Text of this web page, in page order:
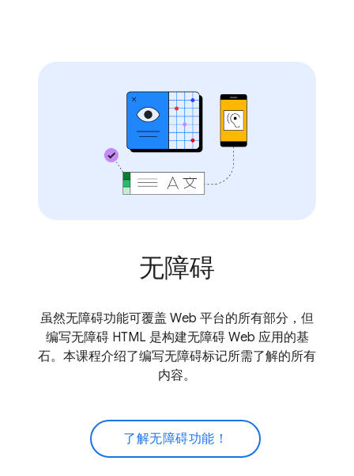
无障碍
虽然无障碍功能可覆盖 Web 平台的所有部分，但
编写无障碍 HTML 是构建无障碍 Web 应用的基
石。本课程介绍了编写无障碍标记所需了解的所有
内容。
了解无障碍功能！